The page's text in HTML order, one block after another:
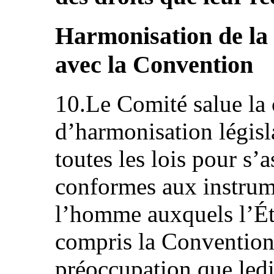
Harmonisation de
avec la Convention
10.Le Comité salue
d’harmonisation
toutes les lois pour
conformes aux
l’homme auxquels
compris la